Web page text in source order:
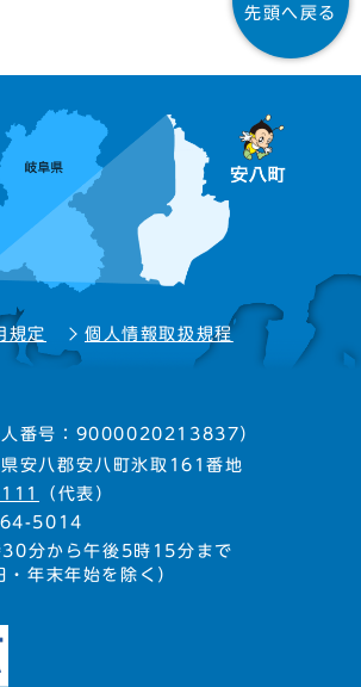
先頭へ戻る
規定 個人情報取扱規程
人番号：9000020213837）
安八郡安八町氷取161番地
（代表）
64-5014
30分から午後5時15分まで
・年末年始を除く）